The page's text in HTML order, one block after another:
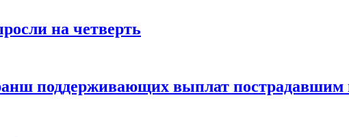
на четверть
поддерживающих выплат пострадавшим